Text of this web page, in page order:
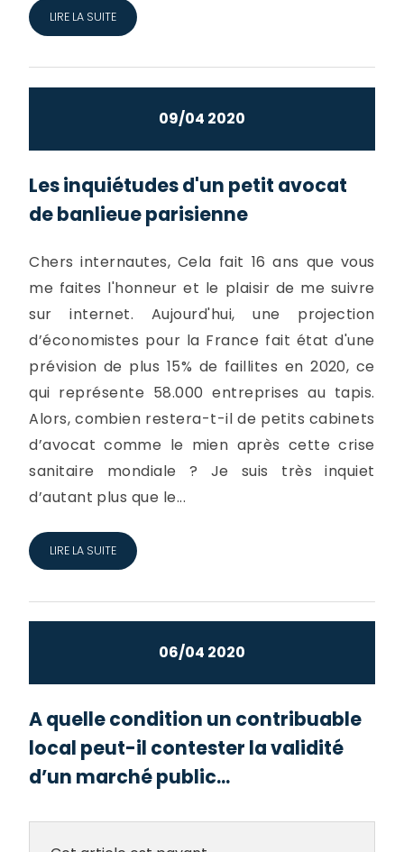
LIRE LA SUITE
09/04 2020
Les inquiétudes d'un petit avocat
de banlieue parisienne
Chers internautes, Cela fait 16 ans que vous
me faites l'honneur et le plaisir de me suivre
sur internet. Aujourd'hui, une projection
d’économistes pour la France fait état d'une
prévision de plus 15% de faillites en 2020, ce
qui représente 58.000 entreprises au tapis.
Alors, combien restera-t-il de petits cabinets
d’avocat comme le mien après cette crise
sanitaire mondiale ? Je suis très inquiet
d’autant plus que le...
LIRE LA SUITE
06/04 2020
A quelle condition un contribuable
local peut-il contester la validité
d’un marché public...